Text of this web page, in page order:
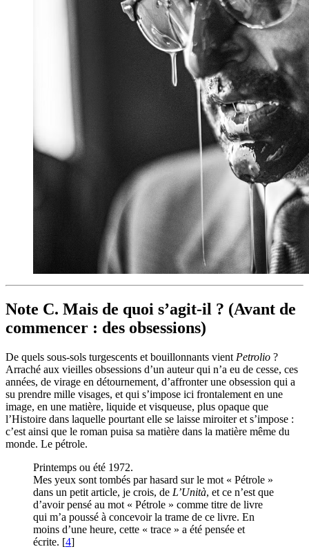
Note C. Mais de quoi s’agit-il ? (Avant de
commencer : des obsessions)
De quels sous-sols turgescents et bouillonnants vient Petrolio ?
Arraché aux vieilles obsessions d’un auteur qui n’a eu de cesse, ces
années, de virage en détournement, d’affronter une obsession qui a
su prendre mille visages, et qui s’impose ici frontalement en une
image, en une matière, liquide et visqueuse, plus opaque que
l’Histoire dans laquelle pourtant elle se laisse miroiter et s’impose :
c’est ainsi que le roman puisa sa matière dans la matière même du
monde. Le pétrole.
Printemps ou été 1972.
Mes yeux sont tombés par hasard sur le mot « Pétrole »
dans un petit article, je crois, de L’Unità, et ce n’est que
d’avoir pensé au mot « Pétrole » comme titre de livre
qui m’a poussé à concevoir la trame de ce livre. En
moins d’une heure, cette « trace » a été pensée et
écrite. [4]